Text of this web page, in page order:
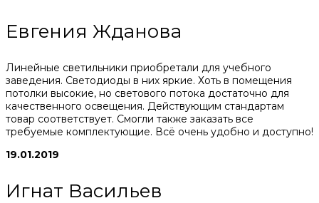
Евгения Жданова
Линейные светильники приобретали для учебного
заведения. Светодиоды в них яркие. Хоть в помещения
потолки высокие, но светового потока достаточно для
качественного освещения. Действующим стандартам
товар соответствует. Смогли также заказать все
требуемые комплектующие. Всё очень удобно и доступно!
19.01.2019
Игнат Васильев